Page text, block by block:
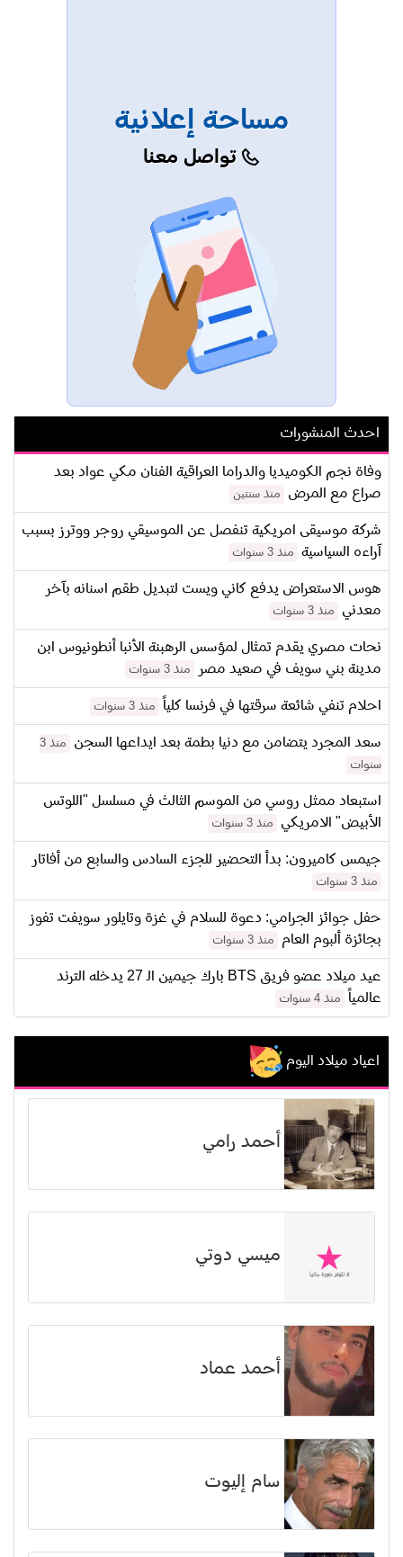
مساحة إعلانية
تواصل معنا
احدث المنشورات
وفاة نجم الكوميديا والدراما العراقية الفنان مكي عواد بعد
صراع مع المرض
منذ سنتين
شركة موسيقى امريكية تنفصل عن الموسيقي روجر ووترز بسبب
آراءه السياسية
منذ 3 سنوات
هوس الاستعراض يدفع كاني ويست لتبديل طقم اسنانه بآخر
معدني
منذ 3 سنوات
نحات مصري يقدم تمثال لمؤسس الرهبنة الأنبا أنطونيوس ابن
مدينة بني سويف في صعيد مصر
منذ 3 سنوات
احلام تنفي شائعة سرقتها في فرنسا كلياً منذ 3 سنوات
سعد المجرد يتضامن مع دنيا بطمة بعد ايداعها السجن
منذ 3
سنوات
استبعاد ممثل روسي من الموسم الثالث في مسلسل "اللوتس
الأبيض" الامريكي
منذ 3 سنوات
جيمس كاميرون: بدأ التحضير للجزء السادس والسابع من أفاتار
منذ 3 سنوات
حفل جوائز الجرامي: دعوة للسلام في غزة وتايلور سويفت تفوز
بجائزة ألبوم العام
منذ 3 سنوات
عيد ميلاد عضو فريق BTS بارك جيمين الـ 27 يدخله الترند
عالمياً
منذ 4 سنوات
اعياد ميلاد اليوم
أحمد رامي
ميسي دوتي
أحمد عماد
سام إليوت